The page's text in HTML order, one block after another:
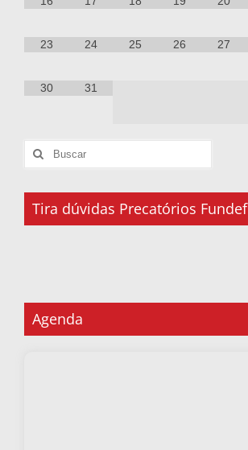
23 24 25 26 27
30 31
Tira dúvidas Precatórios Fundef
Agenda